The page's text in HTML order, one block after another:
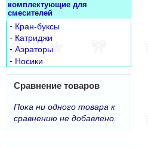
комплектующие для
смесителей
- Кран-буксы
- Катриджи
- Аэраторы
- Носики
Сравнение товаров
Пока ни одного товара к
сравнению не добавлено.